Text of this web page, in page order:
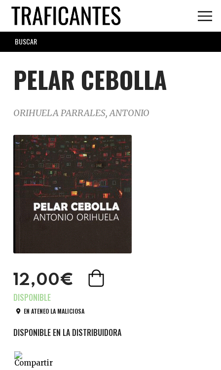
Skip
main
content
SEARCH
FORM
PELAR CEBOLLA
ORIHUELA PARRALES, ANTONIO
12,00€
EN ATENEO LA MALICIOSA